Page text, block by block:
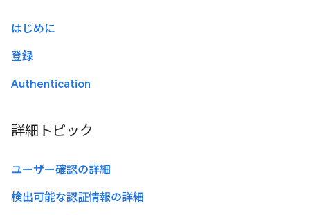
はじめに
登録
Authentication
詳細トピック
ユーザー確認の詳細
検出可能な認証情報の詳細